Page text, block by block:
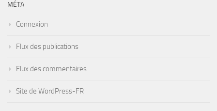
MÉTA
Connexion
Flux des publications
Flux des commentaires
Site de WordPress-FR